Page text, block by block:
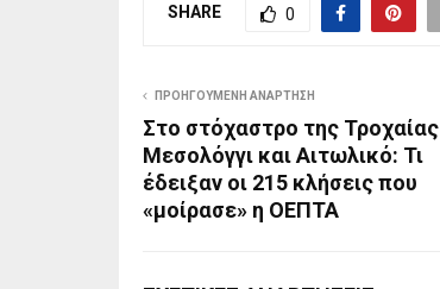
SHARE 0
ΠΡΟΗΓΟΎΜΕΝΗ ΑΝΆΡΤΗΣΗ
Στο στόχαστρο της Τροχαίας
Μεσολόγγι και Αιτωλικό: Τι
έδειξαν οι 215 κλήσεις που
«μοίρασε» η ΟΕΠΤΑ